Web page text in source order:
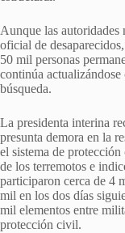
Aunque las autoridades
oficial de
50 mil personas
continúa
búsqueda.
La presidenta interina
presunta demora en la
el sistema de
de los terremotos e
participaron cerca de 4
mil en los dos días
mil elementos entre
protección civil.